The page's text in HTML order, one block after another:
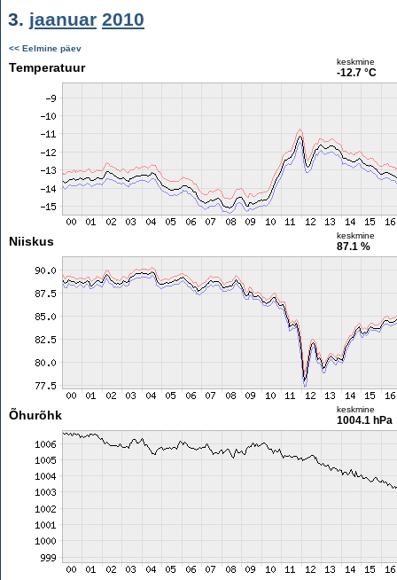
3. jaanuar 2010
<< Eelmine päev
Temperatuur keskmine
-12.7 °C
Niiskus keskmine
87.1 %
Õhurõhk keskmine
1004.1 hPa